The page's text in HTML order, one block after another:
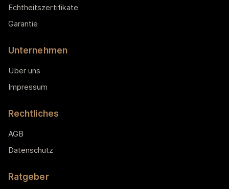
Echtheitszertifikate
Garantie
Unternehmen
Über uns
Impressum
Rechtliches
AGB
Datenschutz
Ratgeber